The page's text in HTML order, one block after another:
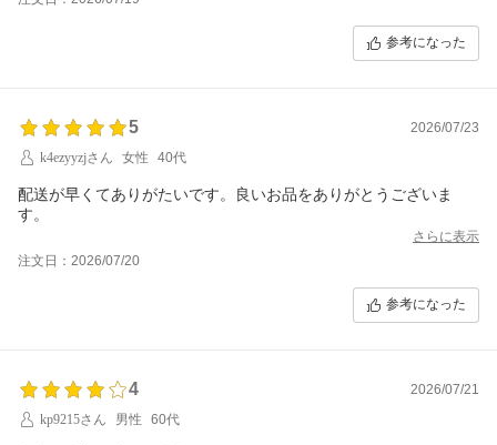
参考になった
5
2026/07/23
k4ezyyzjさん
女性 40代
配送が早くてありがたいです。良いお品をありがとうございま
す。
さらに表示
注文日：2026/07/20
参考になった
4
2026/07/21
kp9215さん
男性 60代